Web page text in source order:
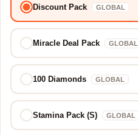
Discount Pack GLOBAL
Miracle Deal Pack GLOBAL
100 Diamonds GLOBAL
Stamina Pack (S) GLOBAL